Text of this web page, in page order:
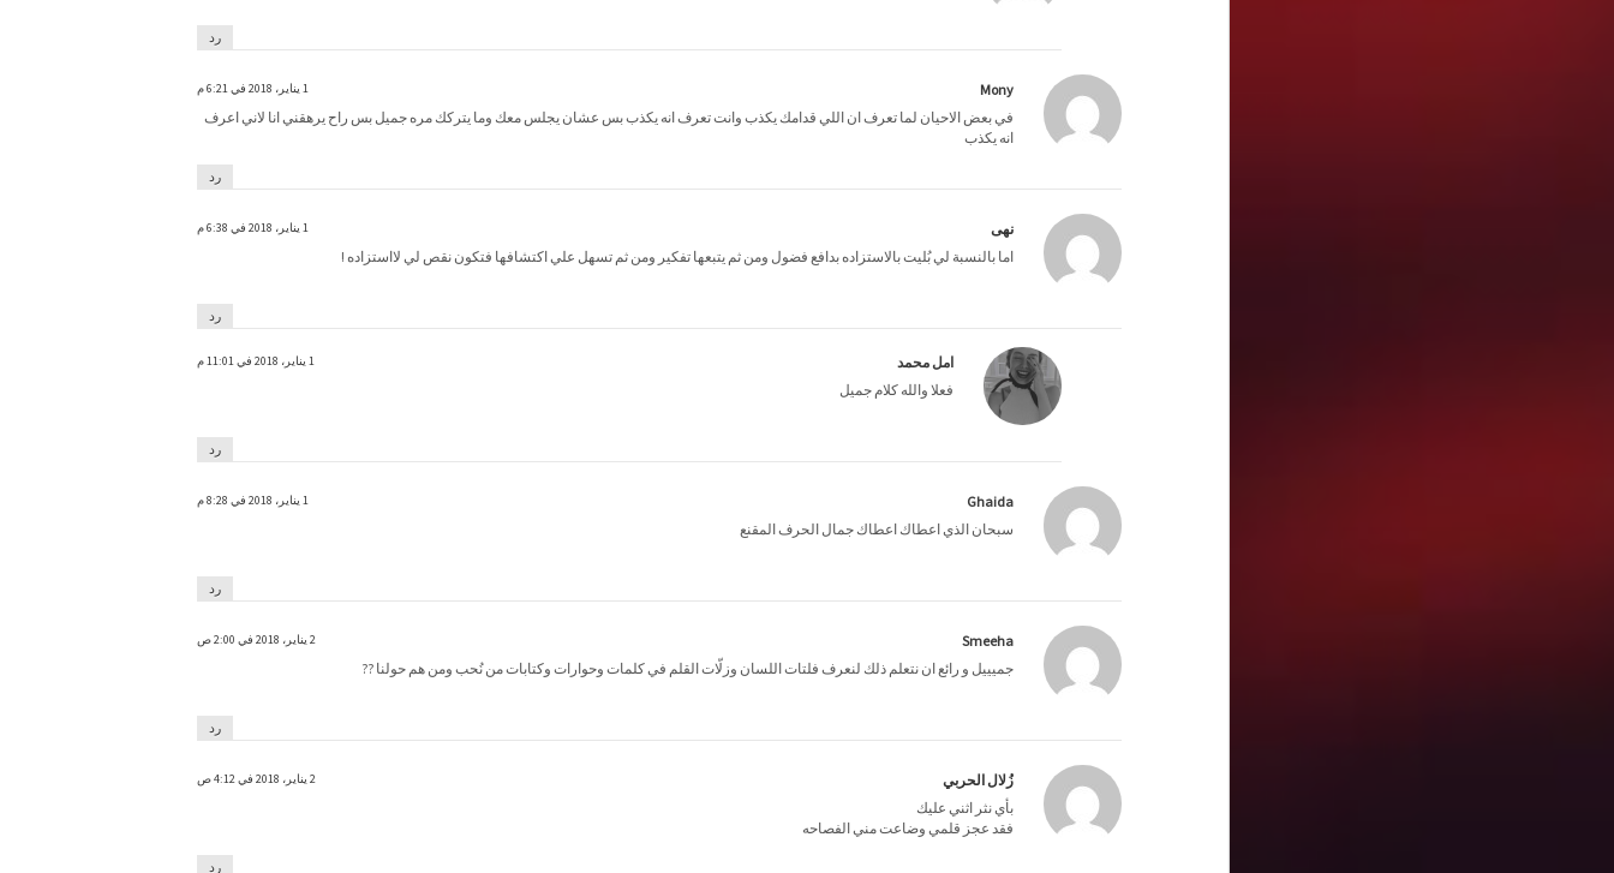
رد
Mony 1 يناير، 2018 في 6:21 م
في بعض الاحيان لما تعرف ان اللي قدامك يكذب وانت تعرف انه يكذب بس عشان يجلس معك وما يتركك مره جميل بس راح يرهقني انا لاني اعرف
انه يكذب
رد
نهى 1 يناير، 2018 في 6:38 م
اما بالنسبة لي بُليت بالاستزاده بدافع فضول ومن ثم يتبعها تفكير ومن ثم تسهل علي اكتشافها فتكون نقص لي لااستزاده !
رد
امل محمد 1 يناير، 2018 في 11:01 م
فعلا والله كلام جميل
رد
Ghaida 1 يناير، 2018 في 8:28 م
سبحان الذي اعطاك اعطاك جمال الحرف المقنع
رد
Smeeha 2 يناير، 2018 في 2:00 ص
جميييل و رائع ان نتعلم ذلك لنعرف فلتات اللسان وزلّات القلم في كلمات وحوارات وكتابات من نُحب ومن هم حولنا ??
رد
زُلال الحربي 2 يناير، 2018 في 4:12 ص
بأي نثر اثني عليك
فقد عجز قلمي وضاعت مني الفصاحه
رد